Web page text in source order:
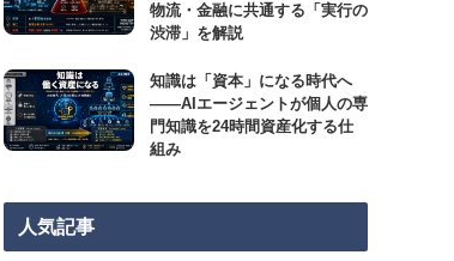
物流・金融に共通する「実行の
渋滞」を解説
知識は「資本」になる時代へ
——AIエージェントが個人の専
門知識を24時間資産化する仕
組み
人気記事